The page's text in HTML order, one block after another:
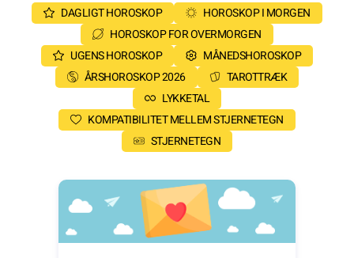
DAGLIGT HOROSKOP
HOROSKOP I MORGEN
HOROSKOP FOR OVERMORGEN
UGENS HOROSKOP
MÅNEDSHOROSKOP
ÅRSHOROSKOP 2026
TAROTTRÆK
LYKKETAL
KOMPATIBILITET MELLEM STJERNETEGN
STJERNETEGN